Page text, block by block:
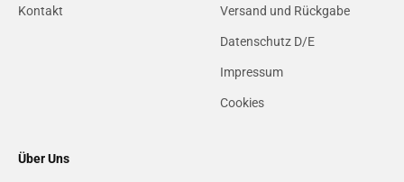
Kontakt Versand und Rückgabe
Datenschutz D/E
Impressum
Cookies
Über Uns